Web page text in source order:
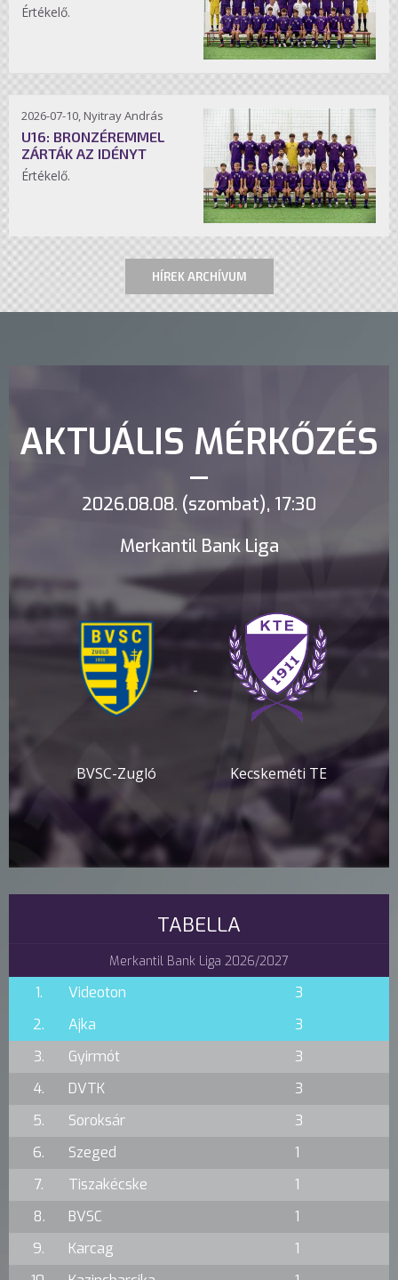
Értékelő.
2026-07-10, Nyitray András
U16: BRONZÉREMMEL
ZÁRTÁK AZ IDÉNYT
Értékelő.
HÍREK ARCHÍVUM
AKTUÁLIS MÉRKŐZÉS
2026.08.08. (szombat), 17:30
Merkantil Bank Liga
BVSC-Zugló
-
Kecskeméti TE
TABELLA
Merkantil Bank Liga 2026/2027
1. Videoton
3
2.
Ajka
3
3.
Gyirmót
3
4.
DVTK
3
5.
Soroksár
3
6.
Szeged
1
7.
Tiszakécske
1
8.
BVSC
1
9.
Karcag
1